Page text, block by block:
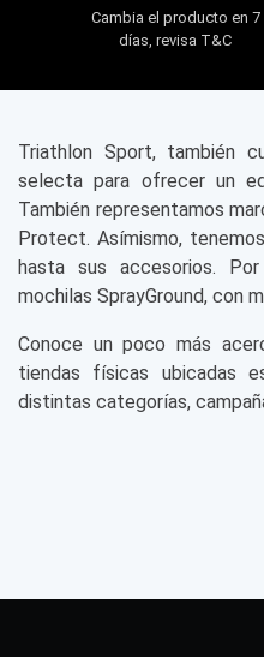
Cambia el producto en 7
días, revisa T&C
Triathlon Sport, también
selecta para ofrecer un
También representamos
Protect. Asímismo,
hasta sus accesorios.
mochilas SprayGround, con
Conoce un poco más
tiendas físicas ubicadas
distintas categorías,